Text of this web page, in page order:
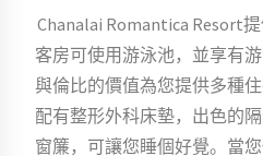
Chanalai Romantica Resort
客房可使用游泳池，並享有
與倫比的價值為您提供多種
配有整形外科床墊，出色的
窗簾，可讓您睡個好覺。當